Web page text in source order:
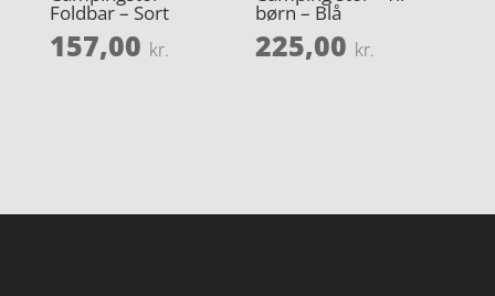
Foldbar – Sort
157,00 kr.
børn – Blå
225,00 kr.